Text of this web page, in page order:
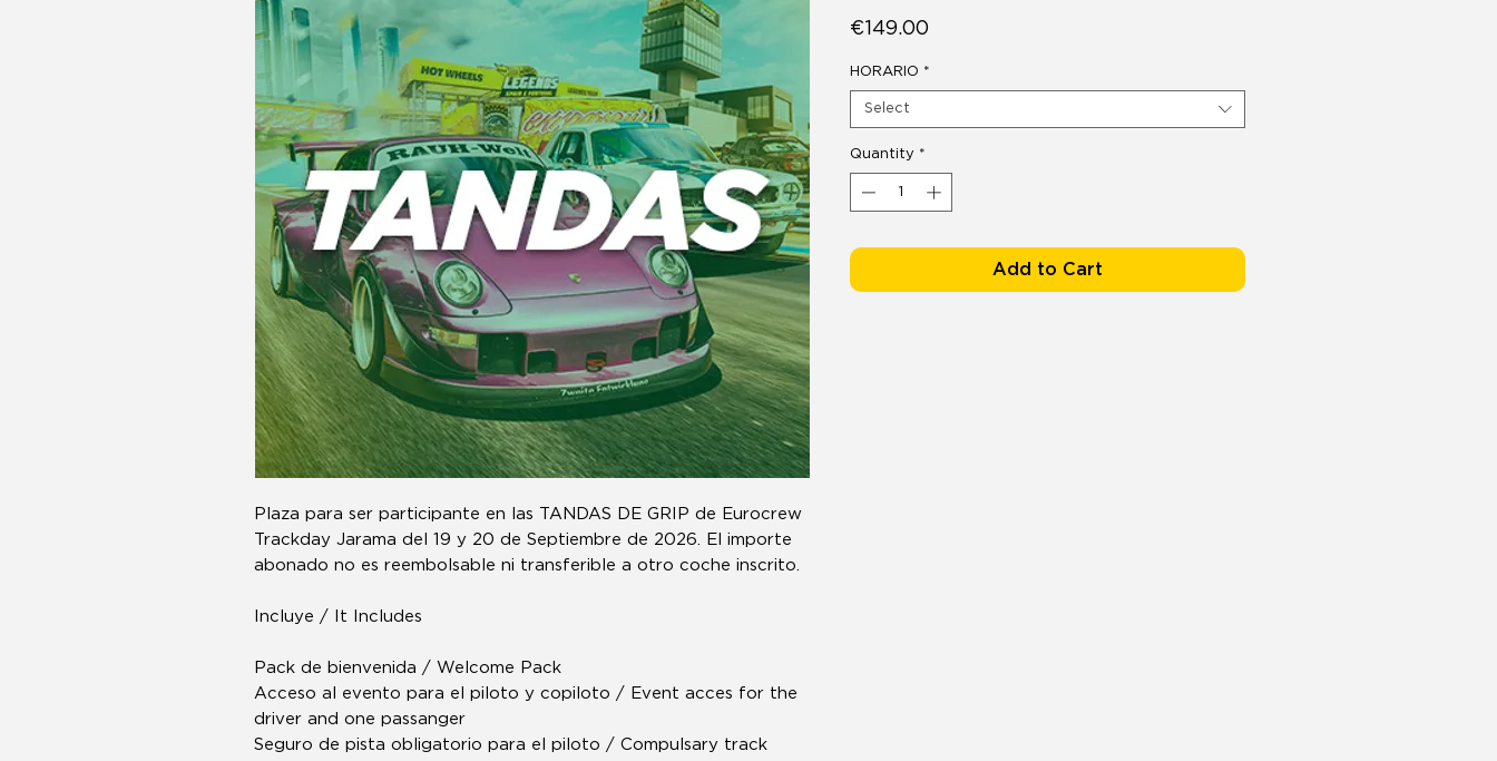
Plaza para ser participante en las TANDAS DE GRIP de Eurocrew
Trackday Jarama del 19 y 20 de Septiembre de 2026. El importe
abonado no es reembolsable ni transferible a otro coche inscrito.
Incluye / It Includes
Pack de bienvenida / Welcome Pack
Acceso al evento para el piloto y copiloto / Event acces for the
driver and one passanger
Seguro de pista obligatorio para el piloto / Compulsary track
€149.00Price
HORARIO *
Select
Quantity *
Add to Cart